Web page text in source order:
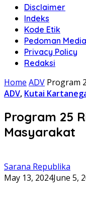
Disclaimer
Indeks
Kode Etik
Pedoman
Privacy Policy
Redaksi
Home ADV Program
ADV, Kutai
Program 25
Masyarakat
Sarana Republika
May 13, 2024June 5,